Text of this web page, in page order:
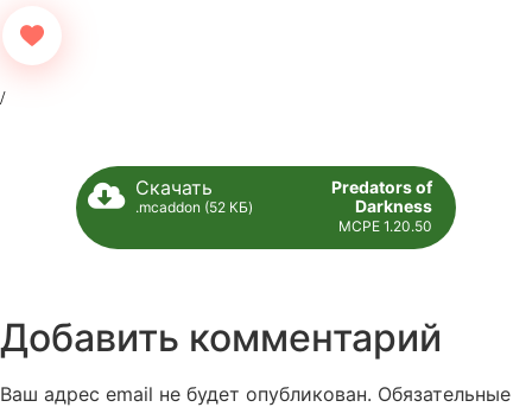
Скачать
.mcaddon (52 КБ)
Predators of
Darkness
MCPE 1.20.50
Добавить комментарий
Ваш адрес email не будет опубликован. Обязательные